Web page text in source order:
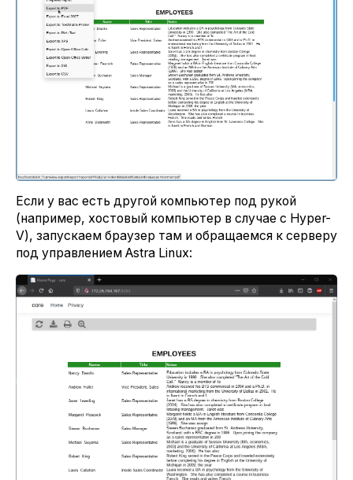
Если у вас есть другой компьютер под рукой
(например, хостовый компьютер в случае с Hyper-
V), запускаем браузер там и обращаемся к серверу
под управлением Astra Linux: